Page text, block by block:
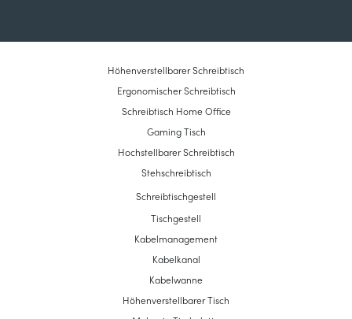
Höhenverstellbarer Schreibtisch
Ergonomischer Schreibtisch
Schreibtisch Home Office
Gaming Tisch
Hochstellbarer Schreibtisch
Stehschreibtisch
Schreibtischgestell
Tischgestell
Kabelmanagement
Kabelkanal
Kabelwanne
Höhenverstellbarer Tisch